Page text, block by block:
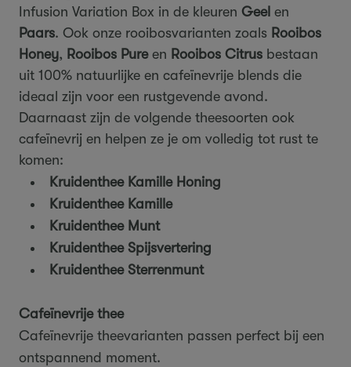
Infusion Variation Box in de kleuren Geel en
Paars. Ook onze rooibosvarianten zoals Rooibos
Honey, Rooibos Pureen Rooibos Citrus bestaan
uit 100% natuurlijke en cafeïnevrije blends die
ideaal zijn voor een rustgevende avond.
Daarnaast zijn de volgende theesoorten ook
cafeïnevrij en helpen ze je om volledig tot rust te
komen:
Kruidenthee Kamille Honing
Kruidenthee Kamille
Kruidenthee Munt
Kruidenthee Spijsvertering
Kruidenthee Sterrenmunt
Cafeïnevrije thee
Cafeïnevrije theevarianten passen perfect bij een
ontspannend moment.